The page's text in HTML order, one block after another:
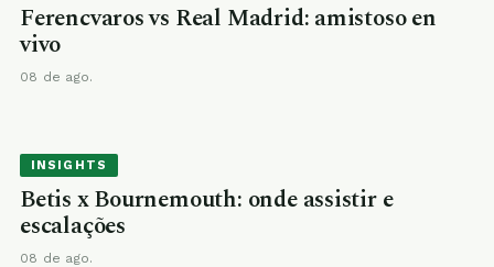
Ferencvaros vs Real Madrid: amistoso en
vivo
08 de ago.
INSIGHTS
Betis x Bournemouth: onde assistir e
escalações
08 de ago.